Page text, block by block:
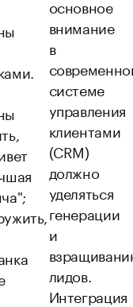
основное
внимание
в
системе
управления
клиентами
(CRM)
должно
уделяться
генерации
и
лидов.
Интеграция